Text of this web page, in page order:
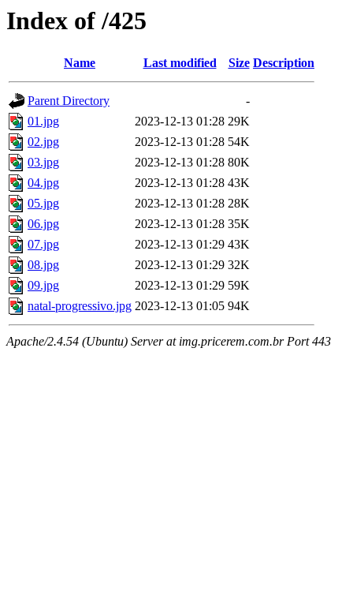
Index of /425
Name Last modified Size Description
Parent Directory
-
01.jpg
2023-12-13 01:28 29K
02.jpg
2023-12-13 01:28 54K
03.jpg
2023-12-13 01:28 80K
04.jpg
2023-12-13 01:28 43K
05.jpg
2023-12-13 01:28 28K
06.jpg
2023-12-13 01:28 35K
07.jpg
2023-12-13 01:29 43K
08.jpg
2023-12-13 01:29 32K
09.jpg
2023-12-13 01:29 59K
natal-progressivo.jpg 2023-12-13 01:05 94K
Apache/2.4.54 (Ubuntu) Server at img.pricerem.com.br Port 443